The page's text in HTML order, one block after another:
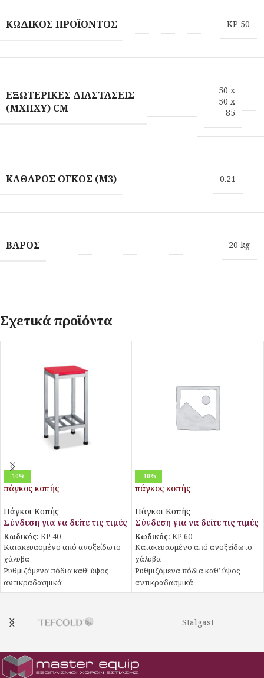
ΚΩΔΙΚΌΣ ΠΡΟΪΌΝΤΟΣ KP 50
ΕΞΩΤΕΡΙΚΈΣ ΔΙΑΣΤΆΣΕΙΣ
(ΜXΠXΥ) CM
50 x
50 x
85
ΚΑΘΑΡΌΣ ΌΓΚΟΣ (M3) 0.21
ΒΆΡΟΣ 20 kg
Σχετικά προϊόντα
-10%
πάγκος κοπής
Πάγκοι Κοπής
Σύνδεση για να δείτε τις τιμές
Κωδικός: KP 40
Κατακευασμένο από ανοξείδωτο
χάλυβα
Ρυθμιζόμενα πόδια καθ’ ύψος
αντικραδασμικά
Στιβαρή κατασκευή
πάχους 20mm, πληροί
προδιαγραφές HACCP
-10%
πάγκος κοπής
Πάγκοι Κοπής
Σύνδεση για να δείτε τις τιμές
Κωδικός: KP 60
Κατακευασμένο από ανοξείδωτο
χάλυβα
Ρυθμιζόμενα πόδια καθ’ ύψος
αντικραδασμικά
Στιβαρή κατασκευή
πάχους 20mm, πληροί
προδιαγραφές HACCP
Stalgast